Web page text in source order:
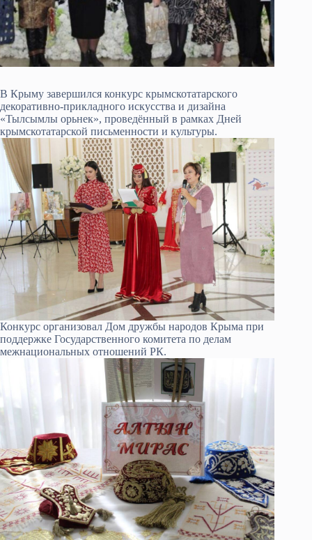
В Крыму завершился конкурс крымскотатарского
декоративно-прикладного искусства и дизайна
«Тылсымлы орьнек», проведённый в рамках Дней
крымскотатарской письменности и культуры.
Конкурс организовал Дом дружбы народов Крыма при
поддержке Государственного комитета по делам
межнациональных отношений РК.